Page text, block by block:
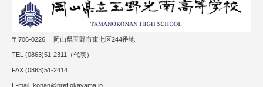
〒706-0226 岡山県玉野市東七区244番地
TEL (0863)51-2311（代表）
FAX (0863)51-2414
E-mail konan@pref.okayama.jp